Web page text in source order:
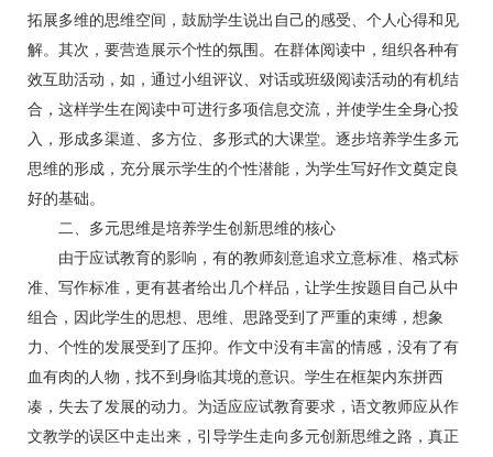
拓展多维的思维空间，鼓励学生说出自己的感受、个人心得和见
解。其次，要营造展示个性的氛围。在群体阅读中，组织各种有
效互助活动，如，通过小组评议、对话或班级阅读活动的有机结
合，这样学生在阅读中可进行多项信息交流，并使学生全身心投
入，形成多渠道、多方位、多形式的大课堂。逐步培养学生多元
思维的形成，充分展示学生的个性潜能，为学生写好作文奠定良
好的基础。
二、多元思维是培养学生创新思维的核心
由于应试教育的影响，有的教师刻意追求立意标准、格式标
准、写作标准，更有甚者给出几个样品，让学生按题目自己从中
组合，因此学生的思想、思维、思路受到了严重的束缚，想象
力、个性的发展受到了压抑。作文中没有丰富的情感，没有了有
血有肉的人物，找不到身临其境的意识。学生在框架内东拼西
凑，失去了发展的动力。为适应应试教育要求，语文教师应从作
文教学的误区中走出来，引导学生走向多元创新思维之路，真正